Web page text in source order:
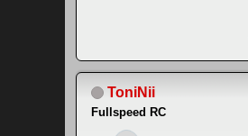
ToniNii
Fullspeed RC